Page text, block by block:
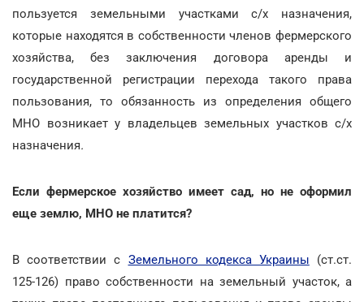
пользуется земельными участками с/х назначения,
которые находятся в собственности членов фермерского
хозяйства, без заключения договора аренды и
государственной регистрации перехода такого права
пользования, то обязанность из определения общего
МНО возникает у владельцев земельных участков с/х
назначения.
Если фермерское хозяйство имеет сад, но не оформил
еще землю, МНО не платится?
В соответствии с Земельного кодекса Украины (ст.ст.
125-126) право собственности на земельный участок, а